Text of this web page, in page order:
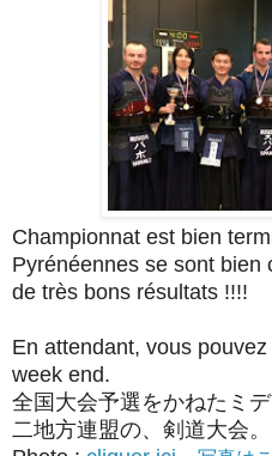
Championnat est bien
Pyrénéennes se sont bien
de très bons résultats !!!!
En attendant, vous
week end.
全国大会予選をかねたミ
二地方連盟の、剣道大会。